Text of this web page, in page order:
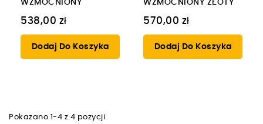
WZMOCNIONY
538,00 zł
Dodaj Do Koszyka
WZMOCNIONY ZŁOTY
570,00 zł
Dodaj Do Koszyka
Pokazano 1-4 z 4 pozycji